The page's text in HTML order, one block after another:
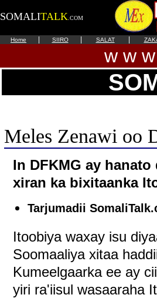
SOMALITALK .COM
Home SIIRO SALAT
w w
Meles Zenawi oo
In DFKMG ay
xiran ka bixitaanka
Tarjumadii
Itoobiya waxay isu
Soomaaliya xitaa
Kumeelgaarka ee ay
yiri ra'iisul wasaaraha